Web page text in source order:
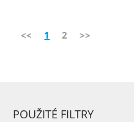
<< 1 2 >>
POUŽITÉ FILTRY